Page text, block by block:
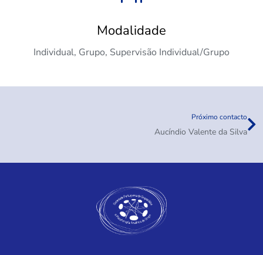
Modalidade
Individual, Grupo, Supervisão Individual/Grupo
Próximo contacto
Aucíndio Valente da Silva